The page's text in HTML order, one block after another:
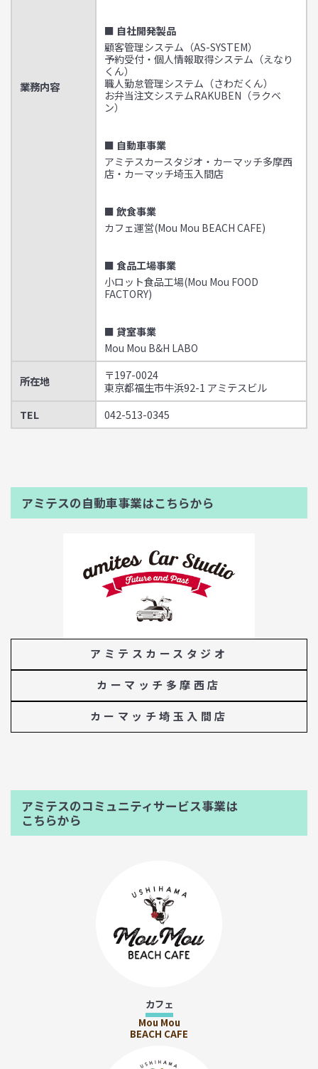
業務内容
■ 自社開発製品
顧客管理システム（AS-SYSTEM）
予約受付・個人情報取得システム（えなり
くん）
職人勤怠管理システム（さわだくん）
お弁当注文システムRAKUBEN（ラクベ
ン）
■ 自動車事業
アミテスカースタジオ・カーマッチ多摩西
店・カーマッチ埼玉入間店
■ 飲食事業
カフェ運営(Mou Mou BEACH CAFE)
■ 食品工場事業
小ロット食品工場(Mou Mou FOOD
FACTORY)
■ 貸室事業
Mou Mou B&H LABO
所在地
〒197-0024
東京都福生市牛浜92-1 アミテスビル
TEL
042-513-0345
アミテスの自動車事業はこちらから
アミテスカースタジオ
カーマッチ多摩西店
カーマッチ埼玉入間店
アミテスのコミュニティサービス事業は
こちらから
カフェ
Mou Mou
BEACH CAFE